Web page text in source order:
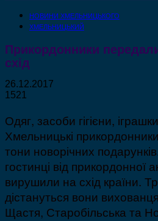
НОВИНИ ХМЕЛЬНИЦЬКОГО
ХМЕЛЬНИЦЬКИЙ
Прикордонники
схід
26.12.2017
1521
Одяг, засоби гігієни,
Хмельницькі
тони новорічних
гостинці від прикордонної
вирушили на схід країни.
дістануться вони
Щастя, Старобільська та